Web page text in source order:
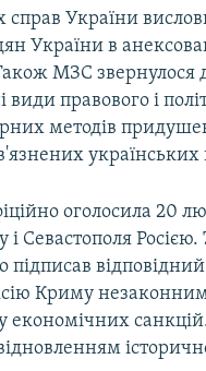
України
України в
МЗС звернулося
види правового і
методів
українських
оголосила 20
і Севастополя
відповідний
Криму